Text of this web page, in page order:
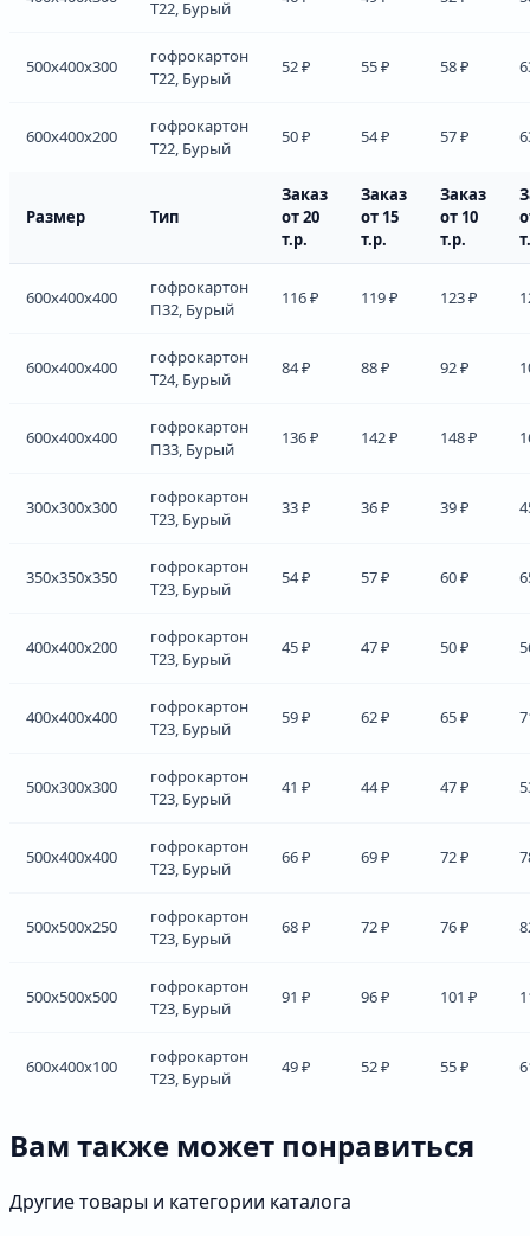
Т22, Бурый
500x400x300
гофрокартон
Т22, Бурый
52 ₽ 55 ₽ 58 ₽
600x400x200
гофрокартон
Т22, Бурый
50 ₽ 54 ₽ 57 ₽
Размер Тип
Заказ
от 20
т.р.
Заказ
от 15
т.р.
Заказ
от 10
т.р.
600x400x400
гофрокартон
П32, Бурый
116 ₽ 119 ₽ 123 ₽
600x400x400
гофрокартон
Т24, Бурый
84 ₽ 88 ₽ 92 ₽
600x400x400
гофрокартон
П33, Бурый
136 ₽ 142 ₽ 148 ₽
300x300x300
гофрокартон
Т23, Бурый
33 ₽ 36 ₽ 39 ₽
350x350x350
гофрокартон
Т23, Бурый
54 ₽ 57 ₽ 60 ₽
400x400x200
гофрокартон
Т23, Бурый
45 ₽ 47 ₽ 50 ₽
400x400x400
гофрокартон
Т23, Бурый
59 ₽ 62 ₽ 65 ₽
500x300x300
гофрокартон
Т23, Бурый
41 ₽ 44 ₽ 47 ₽
500x400x400
гофрокартон
Т23, Бурый
66 ₽ 69 ₽ 72 ₽
500x500x250
гофрокартон
Т23, Бурый
68 ₽ 72 ₽ 76 ₽
500x500x500
гофрокартон
Т23, Бурый
91 ₽ 96 ₽ 101 ₽
600x400x100
гофрокартон
Т23, Бурый
49 ₽ 52 ₽ 55 ₽
Вам также может понравиться
Другие товары и категории каталога